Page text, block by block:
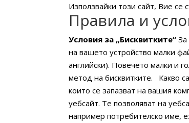
Използвайки този сайт, Вие се
Правила и
Условия за „Бисквитките“За
на вашето устройство малки
английски). Повечето малки и
метод на бисквитките.
Какво
които се запазват на вашия
уебсайт. Те позволяват на
например потребителско име,